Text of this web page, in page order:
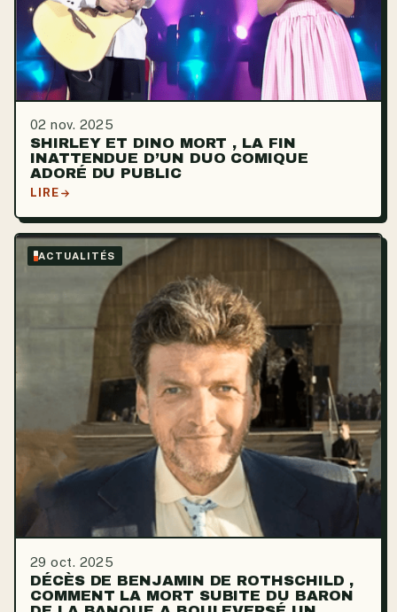
02 nov. 2025
SHIRLEY ET DINO MORT , LA FIN
INATTENDUE D’UN DUO COMIQUE
ADORÉ DU PUBLIC
LIRE
ACTUALITÉS
29 oct. 2025
DÉCÈS DE BENJAMIN DE ROTHSCHILD ,
COMMENT LA MORT SUBITE DU BARON